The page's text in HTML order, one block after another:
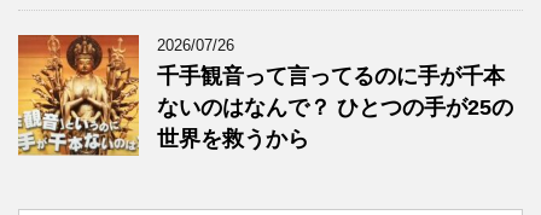
2026/07/26
千手観音って言ってるのに手が千本
ないのはなんで？ ひとつの手が25の
世界を救うから